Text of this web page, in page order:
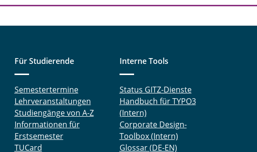
Für Studierende
Semestertermine
Lehrveranstaltungen
Studiengänge von A-Z
Informationen für
Erstsemester
TUCard
Interne Tools
Status GITZ-Dienste
Handbuch für TYPO3
(Intern)
Corporate Design-
Toolbox (Intern)
Glossar (DE-EN)